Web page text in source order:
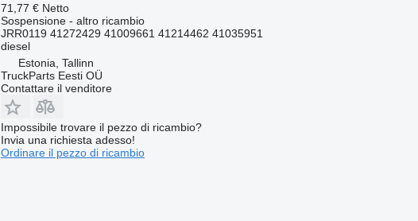
71,77 € Netto
Sospensione - altro ricambio
JRR0119 41272429 41009661 41214462 41035951
diesel
Estonia, Tallinn
TruckParts Eesti OÜ
Contattare il venditore
Impossibile trovare il pezzo di ricambio?
Invia una richiesta adesso!
Ordinare il pezzo di ricambio